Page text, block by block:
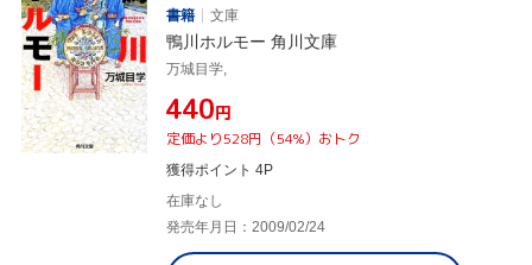
書籍
文庫
鴨川ホルモー 角川文庫
万城目学,
¥440円
定価より528円（54%）おトク
獲得ポイント 4P
在庫なし
発売年月日：2009/02/24